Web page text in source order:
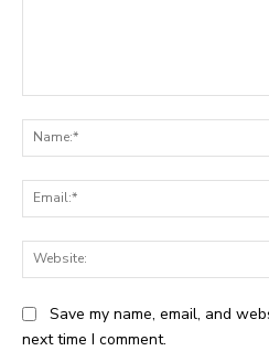
Save my name, email, and
next time I comment.